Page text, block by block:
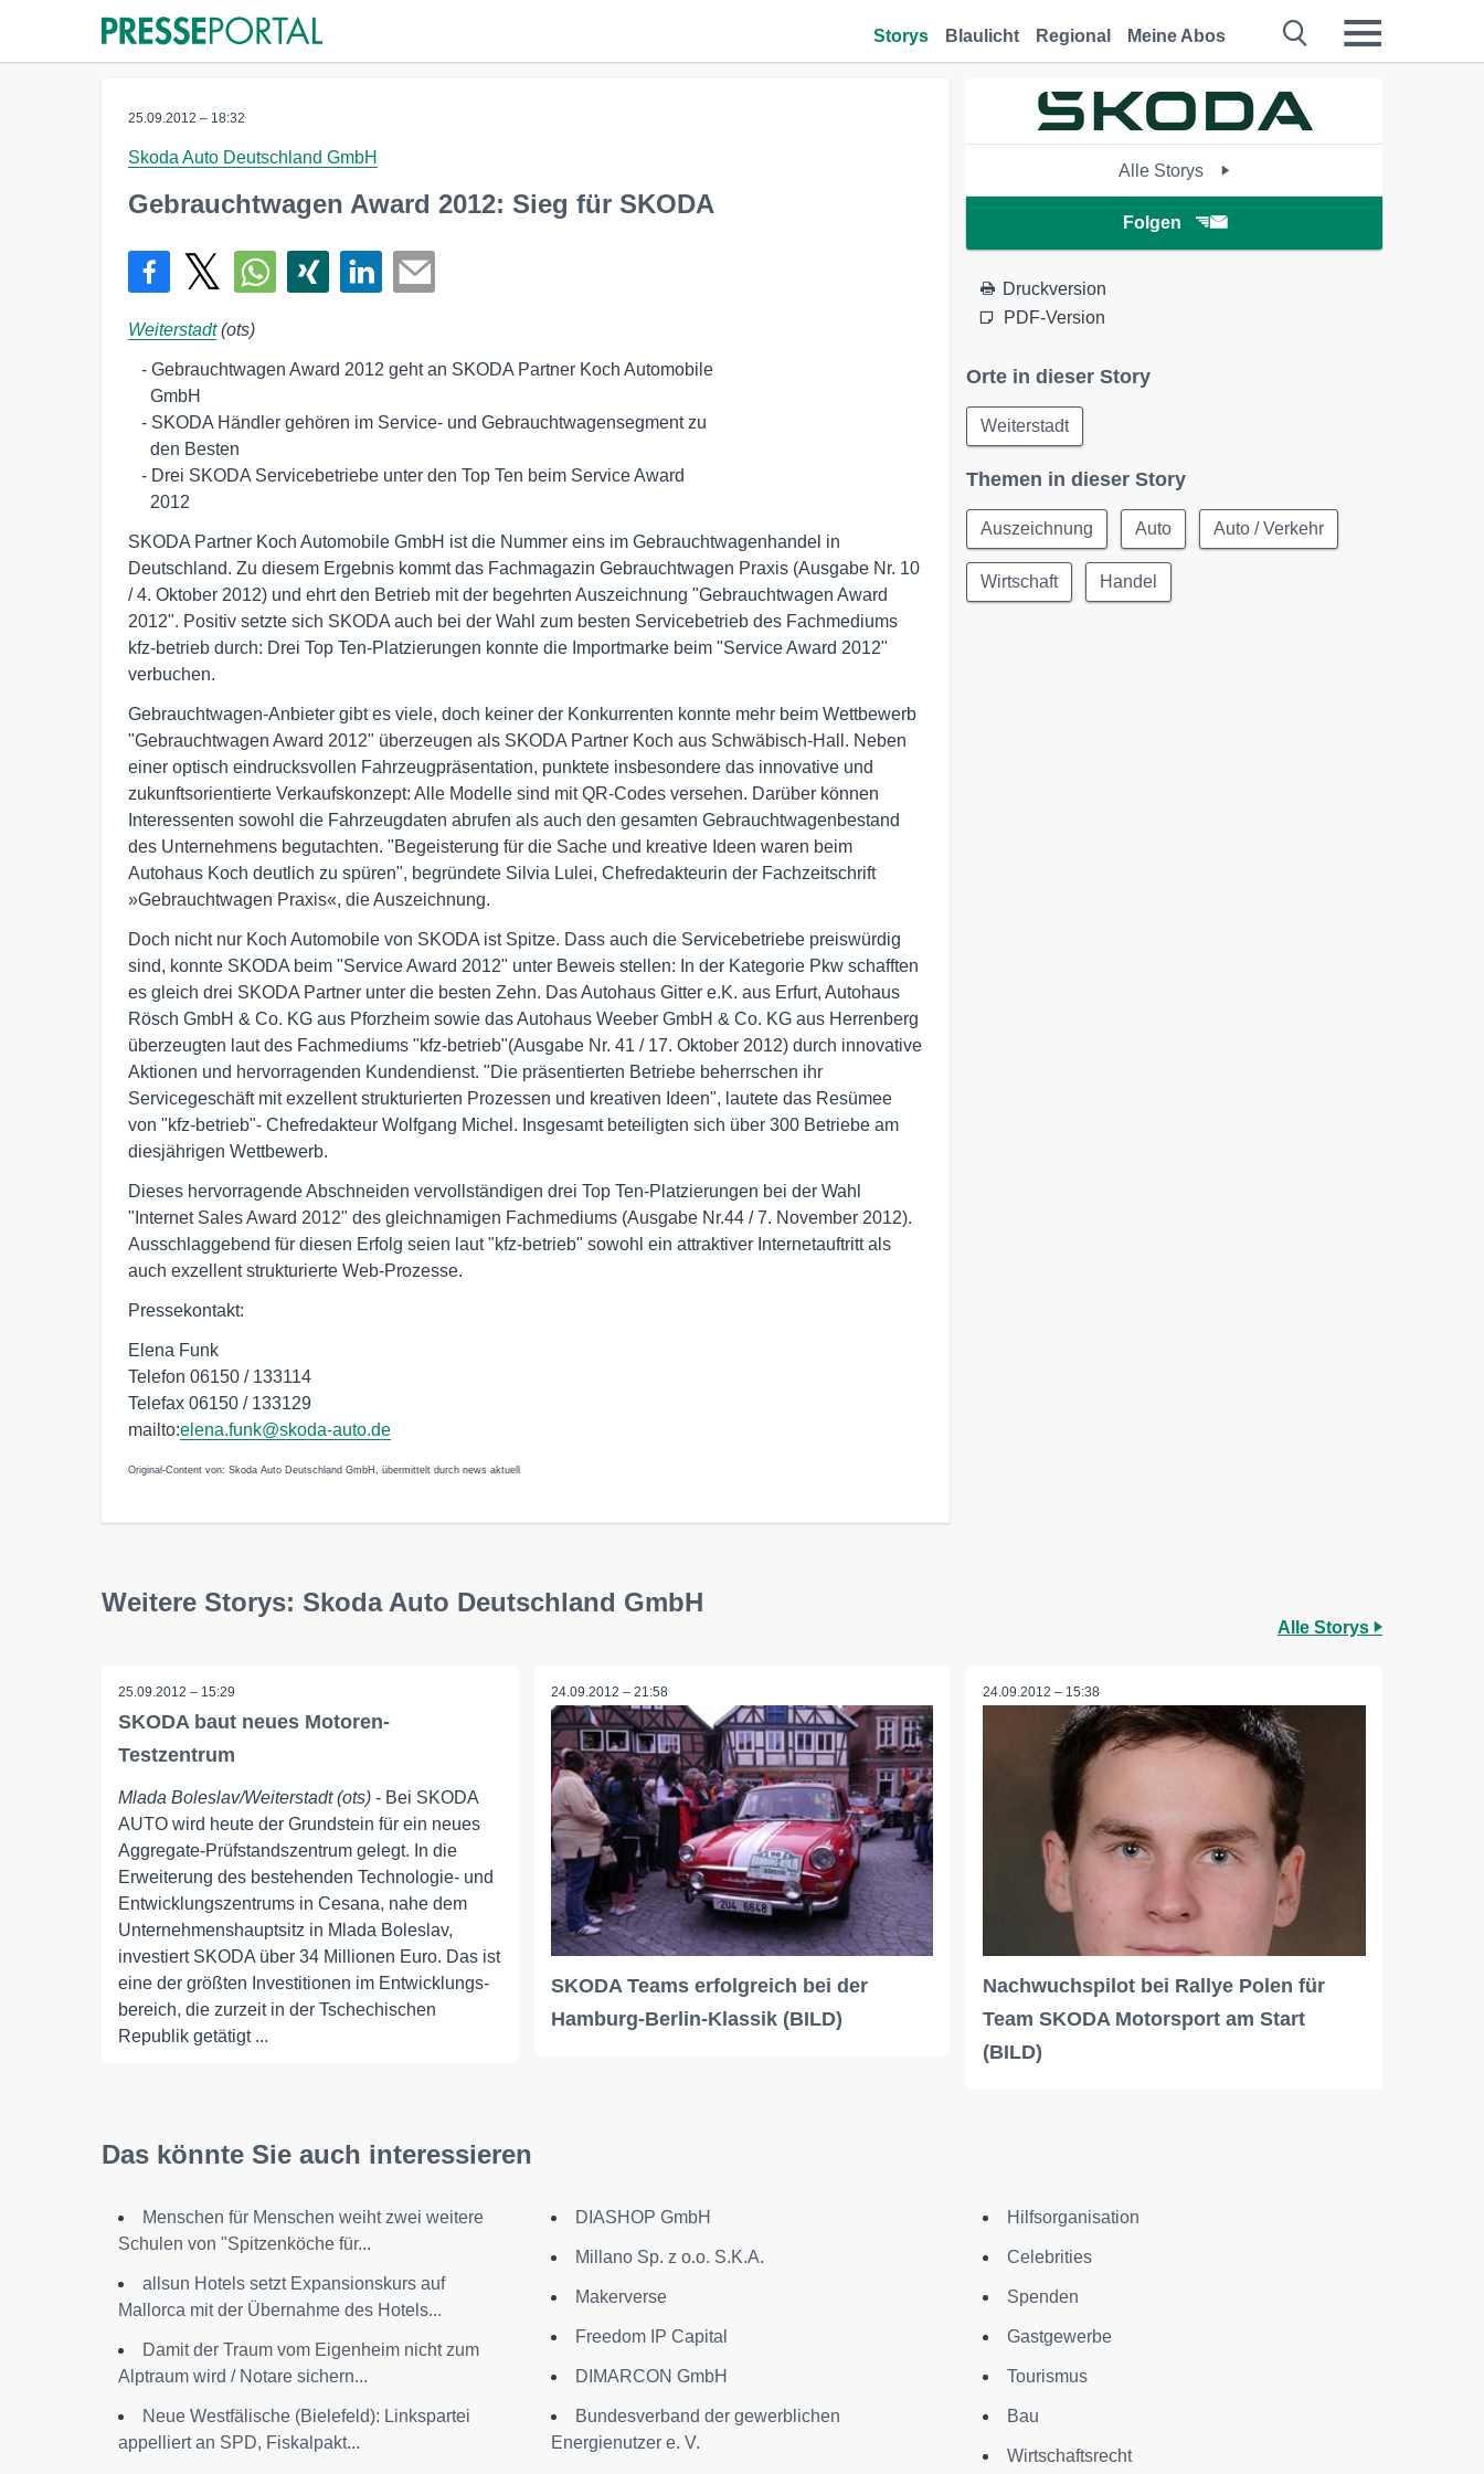
Storys Blaulicht Regional Meine Abos
25.09.2012 – 18:32
Skoda Auto Deutschland GmbH
Gebrauchtwagen Award 2012: Sieg für SKODA
Weiterstadt(ots)
     2012
SKODA Partner Koch Automobile GmbH ist die Nummer eins im Gebrauchtwagenhandel in
Deutschland. Zu diesem Ergebnis kommt das Fachmagazin Gebrauchtwagen Praxis (Ausgabe Nr. 10
/ 4. Oktober 2012) und ehrt den Betrieb mit der begehrten Auszeichnung "Gebrauchtwagen Award
2012". Positiv setzte sich SKODA auch bei der Wahl zum besten Servicebetrieb des Fachmediums
kfz-betrieb durch: Drei Top Ten-Platzierungen konnte die Importmarke beim "Service Award 2012"
verbuchen.
Gebrauchtwagen-Anbieter gibt es viele, doch keiner der Konkurrenten konnte mehr beim Wettbewerb
"Gebrauchtwagen Award 2012" überzeugen als SKODA Partner Koch aus Schwäbisch-Hall. Neben
einer optisch eindrucksvollen Fahrzeugpräsentation, punktete insbesondere das innovative und
zukunftsorientierte Verkaufskonzept: Alle Modelle sind mit QR-Codes versehen. Darüber können
Interessenten sowohl die Fahrzeugdaten abrufen als auch den gesamten Gebrauchtwagenbestand
des Unternehmens begutachten. "Begeisterung für die Sache und kreative Ideen waren beim
Autohaus Koch deutlich zu spüren", begründete Silvia Lulei, Chefredakteurin der Fachzeitschrift
»Gebrauchtwagen Praxis«, die Auszeichnung.
Doch nicht nur Koch Automobile von SKODA ist Spitze. Dass auch die Servicebetriebe preiswürdig
sind, konnte SKODA beim "Service Award 2012" unter Beweis stellen: In der Kategorie Pkw schafften
es gleich drei SKODA Partner unter die besten Zehn. Das Autohaus Gitter e.K. aus Erfurt, Autohaus
Rösch GmbH & Co. KG aus Pforzheim sowie das Autohaus Weeber GmbH & Co. KG aus Herrenberg
überzeugten laut des Fachmediums "kfz-betrieb"(Ausgabe Nr. 41 / 17. Oktober 2012) durch innovative
Aktionen und hervorragenden Kundendienst. "Die präsentierten Betriebe beherrschen ihr
Servicegeschäft mit exzellent strukturierten Prozessen und kreativen Ideen", lautete das Resümee
von "kfz-betrieb"- Chefredakteur Wolfgang Michel. Insgesamt beteiligten sich über 300 Betriebe am
diesjährigen Wettbewerb.
Dieses hervorragende Abschneiden vervollständigen drei Top Ten-Platzierungen bei der Wahl
"Internet Sales Award 2012" des gleichnamigen Fachmediums (Ausgabe Nr.44 / 7. November 2012).
Ausschlaggebend für diesen Erfolg seien laut "kfz-betrieb" sowohl ein attraktiver Internetauftritt als
auch exzellent strukturierte Web-Prozesse.
Pressekontakt:
Elena Funk
Telefon 06150 / 133114
Telefax 06150 / 133129
mailto:elena.funk@skoda-auto.de
Original-Content von: Skoda Auto Deutschland GmbH, übermittelt durch news aktuell
Alle Storys
Folgen
Druckversion
PDF-Version
Orte in dieser Story
Weiterstadt
Themen in dieser Story
Auszeichnung Auto Auto / Verkehr
Wirtschaft Handel
Weitere Storys: Skoda Auto Deutschland GmbH
Alle Storys
25.09.2012 – 15:29
SKODA baut neues Motoren-
Testzentrum
Mlada Boleslav/Weiterstadt (ots) - Bei SKODA
AUTO wird heute der Grundstein für ein neues
Aggregate-Prüfstandszentrum gelegt. In die
Erweiterung des bestehenden Technologie- und
Entwicklungszentrums in Cesana, nahe dem
Unternehmenshauptsitz in Mlada Boleslav,
investiert SKODA über 34 Millionen Euro. Das ist
eine der größten Investitionen im Entwicklungs-
bereich, die zurzeit in der Tschechischen
Republik getätigt ...
24.09.2012 – 21:58
SKODA Teams erfolgreich bei der
Hamburg-Berlin-Klassik (BILD)
24.09.2012 – 15:38
Nachwuchspilot bei Rallye Polen für
Team SKODA Motorsport am Start
(BILD)
Das könnte Sie auch interessieren
Menschen für Menschen weiht zwei weitere
Schulen von "Spitzenköche für...
allsun Hotels setzt Expansionskurs auf
Mallorca mit der Übernahme des Hotels...
Damit der Traum vom Eigenheim nicht zum
Alptraum wird / Notare sichern...
Neue Westfälische (Bielefeld): Linkspartei
appelliert an SPD, Fiskalpakt...
DIASHOP GmbH
Millano Sp. z o.o. S.K.A.
Makerverse
Freedom IP Capital
DIMARCON GmbH
Bundesverband der gewerblichen
Energienutzer e. V.
Hilfsorganisation
Celebrities
Spenden
Gastgewerbe
Tourismus
Bau
Wirtschaftsrecht